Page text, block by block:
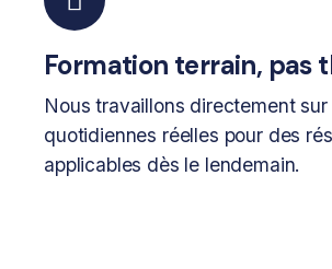
Formation terrain, pas
Nous travaillons directement
quotidiennes réelles pour des
applicables dès le lendemain.